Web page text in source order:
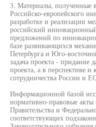
3. Материалы, полученные
Российско-европейского
разработке и реализации
российский
предложений по
базе развивающихся
Петербурга и Юго-
задача проекта - придание
проекта, а в перспективе
сотрудничества России и
Информационной базой
нормативно-правовые акты
Правительства и
соответствующих